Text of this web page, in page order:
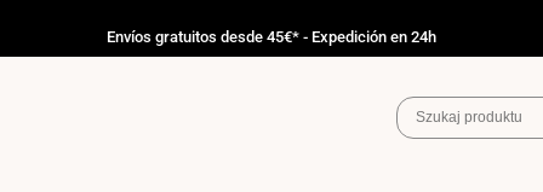
Envíos gratuitos desde 45€* - Expedición en 24h